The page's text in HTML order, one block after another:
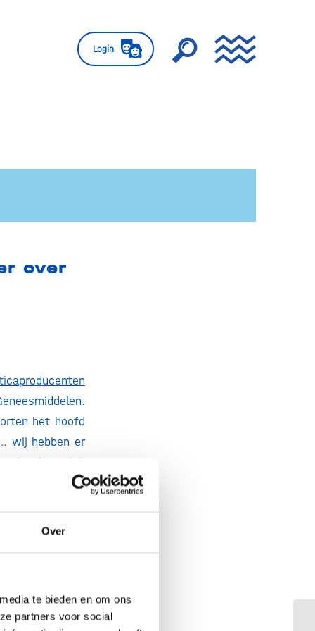
Over
te bieden en om ons
partners voor social
Login
over
het hoofd
wij hebben er
zich
en naar de
, zo blijkt.
agenda
dat hij ook
antibiotica, is
helpen op de